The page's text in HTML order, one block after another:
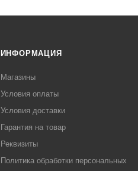
ИНФОРМАЦИЯ
Магазины
Условия оплаты
Условия доставки
Гарантия на товар
Реквизиты
Политика обработки персональных